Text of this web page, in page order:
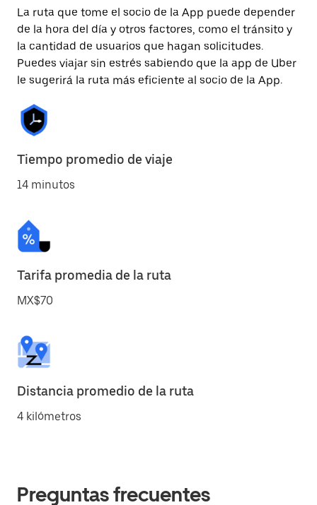
La ruta que tome el socio de la App puede depender
de la hora del día y otros factores, como el tránsito y
la cantidad de usuarios que hagan solicitudes.
Puedes viajar sin estrés sabiendo que la app de Uber
le sugerirá la ruta más eficiente al socio de la App.
Tiempo promedio de viaje
14 minutos
Tarifa promedia de la ruta
MX$70
Distancia promedio de la ruta
4 kilómetros
Preguntas frecuentes